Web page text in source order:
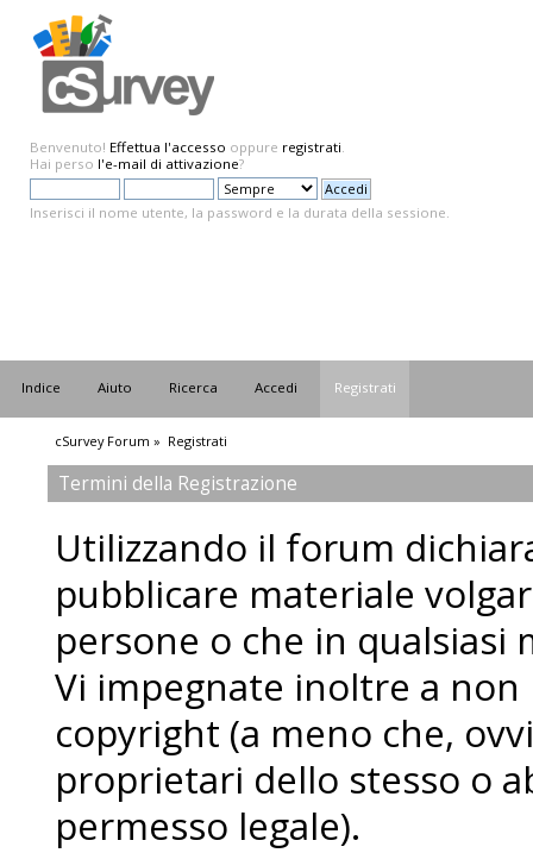
Benvenuto! Effettua l'accesso oppure registrati.
Hai perso l'e-mail di attivazione?
Inserisci il nome utente, la password e la durata della sessione.
Indice Aiuto Ricerca Accedi Registrati
cSurvey Forum » Registrati
Termini della Registrazione
Utilizzando il forum
pubblicare materiale
persone o che in qualsiasi
Vi impegnate inoltre a
copyright (a meno che,
proprietari dello stesso o
permesso legale).